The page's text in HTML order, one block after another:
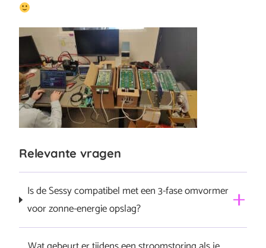
Relevante vragen
Is de Sessy compatibel met een 3-fase omvormer
voor zonne-energie opslag?